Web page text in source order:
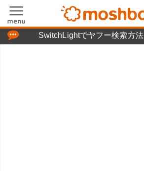
SwitchLightでヤフー検索方法
「つぶやき」の使い方